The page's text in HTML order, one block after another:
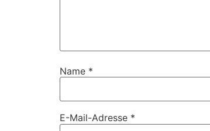
Name *
E-Mail-Adresse *